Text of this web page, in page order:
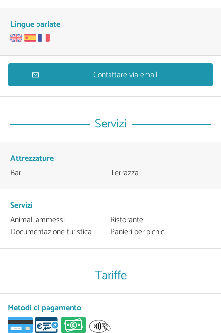
Lingue parlate
Contattare via email
Servizi
Attrezzature
Bar
Terrazza
Servizi
Animali ammessi
Documentazione turistica
Ristorante
Panieri per picnic
Tariffe
Metodi di pagamento